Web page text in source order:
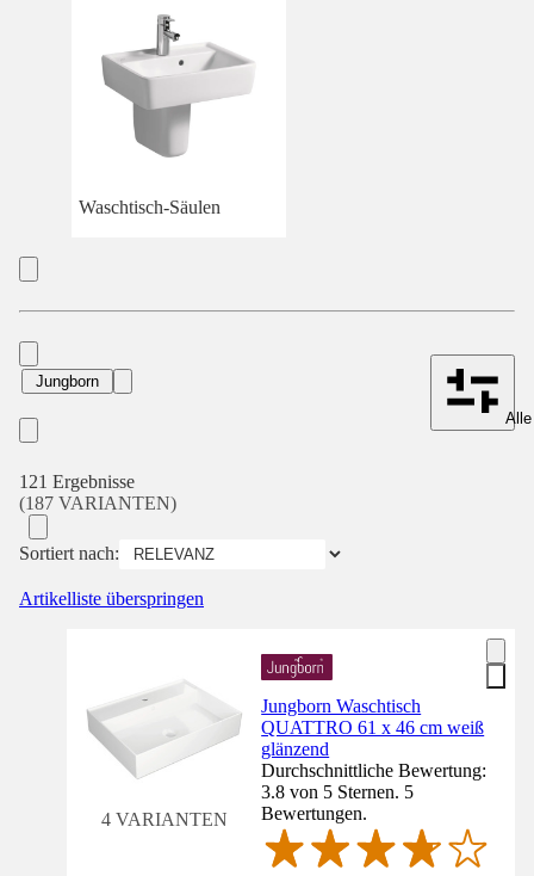
Waschtisch-Säulen
Jungborn
121 Ergebnisse
(187 VARIANTEN)
Sortiert nach:
Artikelliste überspringen
4 VARIANTEN
Jungborn Waschtisch
QUATTRO 61 x 46 cm weiß
glänzend
Durchschnittliche Bewertung:
3.8 von 5 Sternen. 5
Bewertungen.